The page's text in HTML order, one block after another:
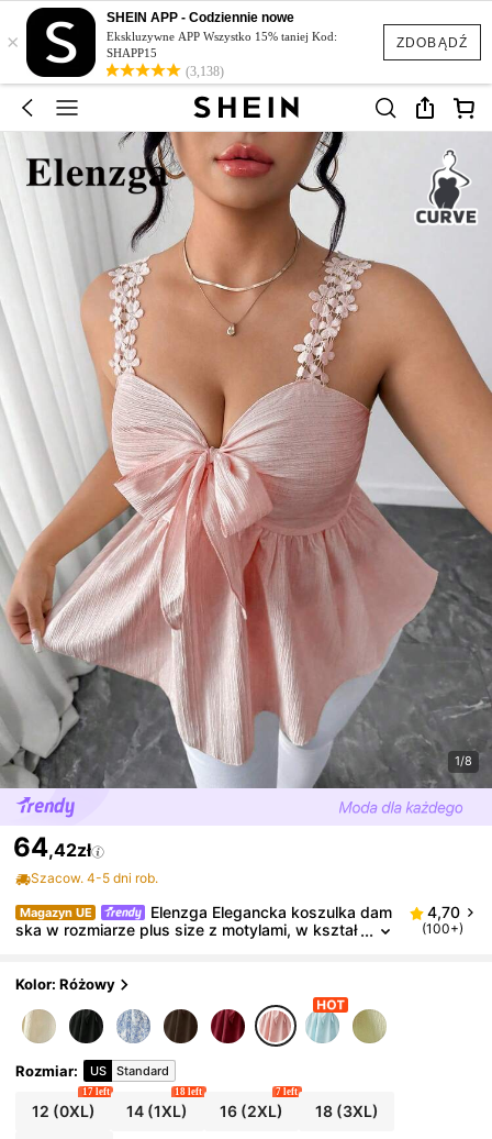
ZDOBĄDŹ
×
SHEIN APP - Codziennie nowe
Ekskluzywne APP Wszystko 15% taniej Kod:
SHAPP15
(3,138)
1/8
64,42zł
Szacow. 4-5 dni rob.
Magazyn UE
Elenzga Elegancka koszulka dam
ska w rozmiarze plus size z motylami, w kształ
4,70
(100+)
Kolor: Różowy
Rozmiar: US Standard
12 (0XL)
17 left
14 (1XL)
18 left
16(2XL)
7 left
18(3XL)